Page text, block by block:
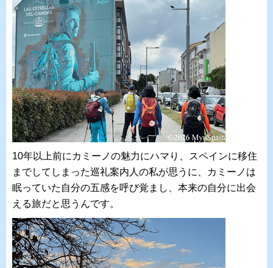
10年以上前にカミーノの魅力にハマり、スペインに移住
までしてしまった巡礼案内人の私が思うに、カミーノは
眠っていた自分の五感を呼び覚まし、本来の自分に出会
える旅だと思うんです。